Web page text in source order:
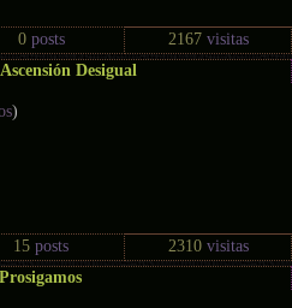
0posts 2167visitas
Desigual
)
15 posts 2310visitas
Prosigamos